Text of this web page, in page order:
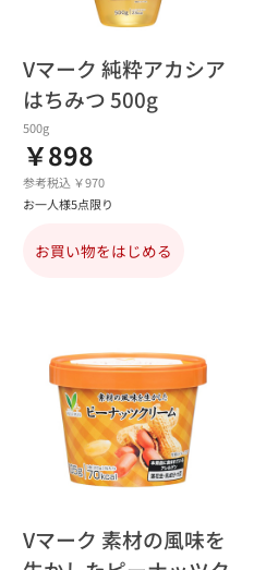
Vマーク 純粋アカシア
はちみつ 500g
500g
￥898
参考税込 ￥970
お一人様5点限り
お買い物をはじめる
Vマーク 素材の風味を